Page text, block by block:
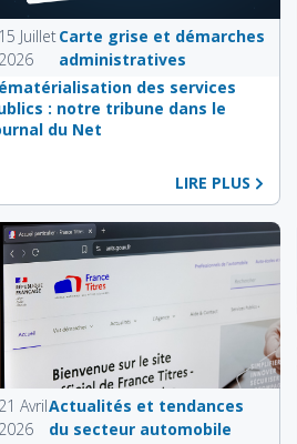
15 Juillet
2026
Carte grise et démarches
administratives
des services
: notre tribune dans le
du Net
LIRE PLUS
21 Avril
2026
Actualités et tendances
du secteur automobile